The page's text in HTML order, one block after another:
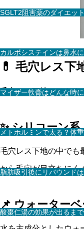
SGLT2阻害薬のダイエッ
カルボシステインは鼻水
マイザー軟膏はどんな時
メトホルミンで太る？体
脂肪吸引後にリバウンド
酸棗仁湯の効果が出るま
💊 毛穴レス下
毛穴レス下地にはさま
✨ シリコーン系
毛穴レス下地の中でも
から毛穴が目立ちにく
📌 ウォーター